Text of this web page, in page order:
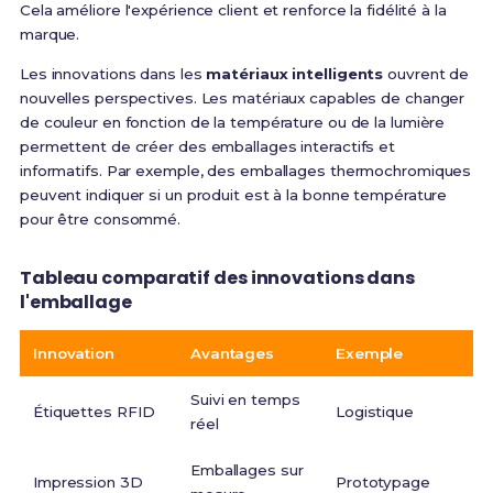
Cela améliore l'expérience client et renforce la fidélité à la
marque.
Les innovations dans les matériaux intelligents ouvrent de
nouvelles perspectives. Les matériaux capables de changer
de couleur en fonction de la température ou de la lumière
permettent de créer des emballages interactifs et
informatifs. Par exemple, des emballages thermochromiques
peuvent indiquer si un produit est à la bonne température
pour être consommé.
Tableau comparatif des innovations dans
l'emballage
Innovation Avantages Exemple
Étiquettes RFID
Suivi en temps
réel
Logistique
Impression 3D
Emballages sur
Prototypage